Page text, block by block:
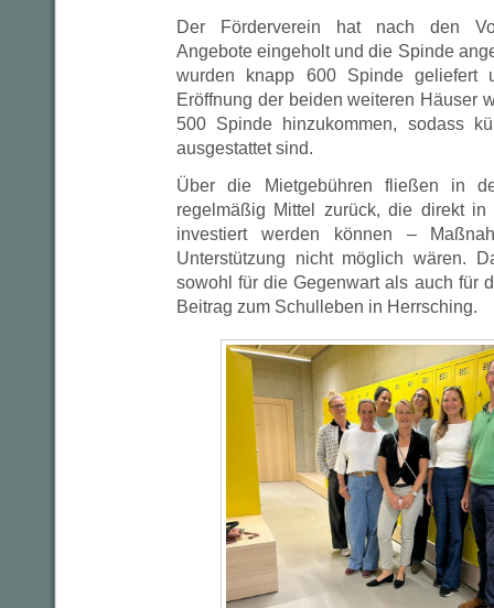
Der Förderverein hat nach den
Angebote eingeholt und die Spinde
wurden knapp 600 Spinde geliefert
Eröffnung der beiden weiteren Häuser
500 Spinde hinzukommen, sodass
ausgestattet sind.
Über die Mietgebühren fließen in
regelmäßig Mittel zurück, die direkt
investiert werden können –
Unterstützung nicht möglich wären.
sowohl für die Gegenwart als auch für
Beitrag zum Schulleben in Herrsching.